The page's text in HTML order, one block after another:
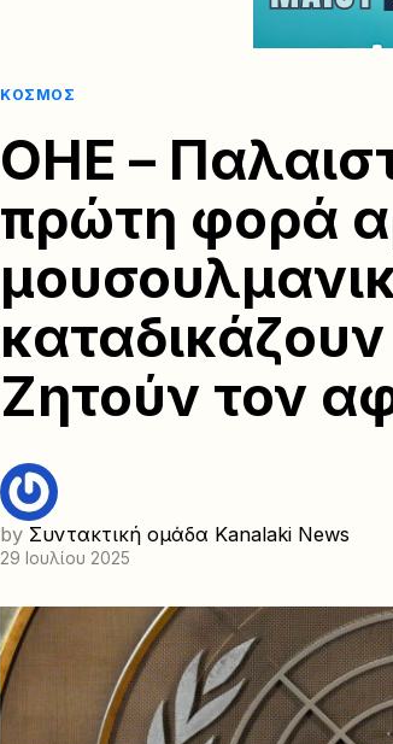
ΚΌΣΜΟΣ
ΟΗΕ –
πρώτη φορά
Ζητούν τον
by Συντακτική ομάδα Kanalaki News
29 Ιουλίου 2025